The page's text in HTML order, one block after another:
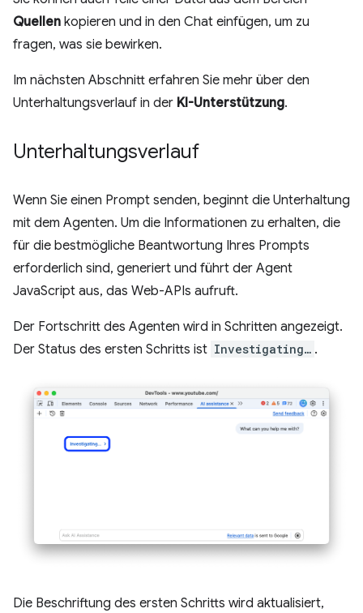
Quellen kopieren und in den Chat einfügen, um zu
fragen, was sie bewirken.
Im nächsten Abschnitt erfahren Sie mehr über den
Unterhaltungsverlauf in der KI-Unterstützung.
Unterhaltungsverlauf
Wenn Sie einen Prompt senden, beginnt die Unterhaltung
mit dem Agenten. Um die Informationen zu erhalten, die
für die bestmögliche Beantwortung Ihres Prompts
erforderlich sind, generiert und führt der Agent
JavaScript aus, das Web-APIs aufruft.
Der Fortschritt des Agenten wird in Schritten angezeigt.
Der Status des ersten Schritts ist Investigating… .
Die Beschriftung des ersten Schritts wird aktualisiert,